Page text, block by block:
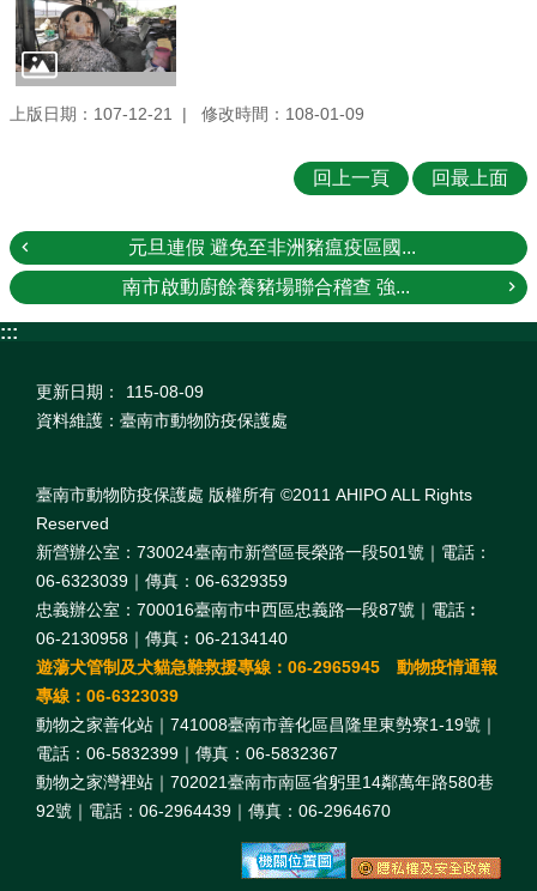
上版日期：107-12-21 修改時間：108-01-09
回上一頁 回最上面
元旦連假 避免至非洲豬瘟疫區國...
南市啟動廚餘養豬場聯合稽查 強...
:::
更新日期：
115-08-09
資料維護：臺南市動物防疫保護處
臺南市動物防疫保護處 版權所有 ©2011 AHIPO ALL Rights
Reserved
新營辦公室：730024臺南市新營區長榮路一段501號｜電話：
06-6323039｜傳真：06-6329359
忠義辦公室：700016臺南市中西區忠義路一段87號｜電話︰
06-2130958｜傳真︰06-2134140
遊蕩犬管制及犬貓急難救援專線：06-2965945 動物疫情通報
專線：06-6323039
動物之家善化站｜741008臺南市善化區昌隆里東勢寮1-19號｜
電話：06-5832399｜傳真：06-5832367
動物之家灣裡站｜702021臺南市南區省躬里14鄰萬年路580巷
92號｜電話：06-2964439｜傳真：06-2964670